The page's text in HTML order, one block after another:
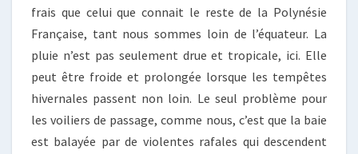
frais que celui que connait le reste de la Polynésie
Française, tant nous sommes loin de l’équateur. La
pluie n’est pas seulement drue et tropicale, ici. Elle
peut être froide et prolongée lorsque les tempêtes
hivernales passent non loin. Le seul problème pour
les voiliers de passage, comme nous, c’est que la baie
est balayée par de violentes rafales qui descendent